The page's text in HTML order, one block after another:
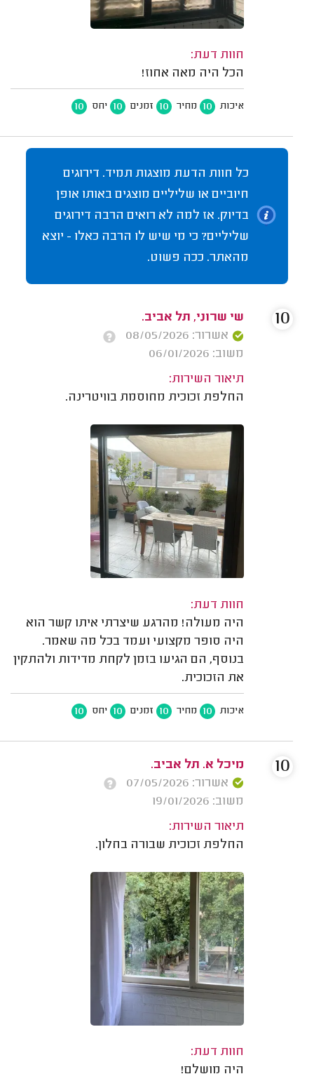
חוות דעת:
הכל היה מאה אחוז!
איכות 10 מחיר 10 זמנים 10 יחס 10
כל חוות הדעת מוצגות תמיד. דירוגים
חיוביים או שליליים מוצגים באותו אופן
בדיוק. אז למה לא רואים הרבה דירוגים
שליליים? כי מי שיש לו הרבה כאלו - יוצא
מהאתר. ככה פשוט.
שי שרוני, תל אביב.
אשרור: 08/05/2026
משוב: 06/01/2026
תיאור השירות:
החלפת זכוכית מחוסמת בוויטרינה.
חוות דעת:
היה מעולה! מהרגע שיצרתי איתו קשר הוא
היה סופר מקצועי ועמד בכל מה שאמר.
בנוסף, הם הגיעו בזמן לקחת מדידות ולהתקין
את הזכוכית.
איכות 10 מחיר 10 זמנים 10 יחס 10
10
מיכל א. תל אביב.
אשרור: 07/05/2026
משוב: 19/01/2026
תיאור השירות:
החלפת זכוכית שבורה בחלון.
חוות דעת:
היה מושלם!
10